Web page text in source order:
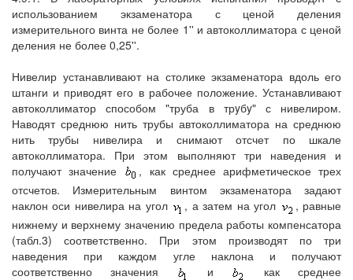
использованием экзаменатора с ценой деления
измерительного винта не более 1'' и автоколлиматора с ценой
деления не более 0,25''.
Нивелир устанавливают на столике экзаменатора вдоль его
штанги и приводят его в рабочее положение. Устанавливают
автоколлиматор способом "труба в трyбy" с нивелиром.
Наводят среднюю нить трубы автоколлиматора на среднюю
нить трубы нивелира и снимают отсчет по шкале
автоколлиматора. При этом выполняют три наведения и
получают значение
, как среднее арифметическое трех
отсчетов. Измерительным винтом экзаменатора задают
наклон оси нивелира на угол
, а затем на угол
, равные
нижнему и верхнему значению предела работы компенсатора
(табл.3) соответственно. При этом производят по три
наведения при каждом угле наклона и получают
соответственно значения
и
как среднее